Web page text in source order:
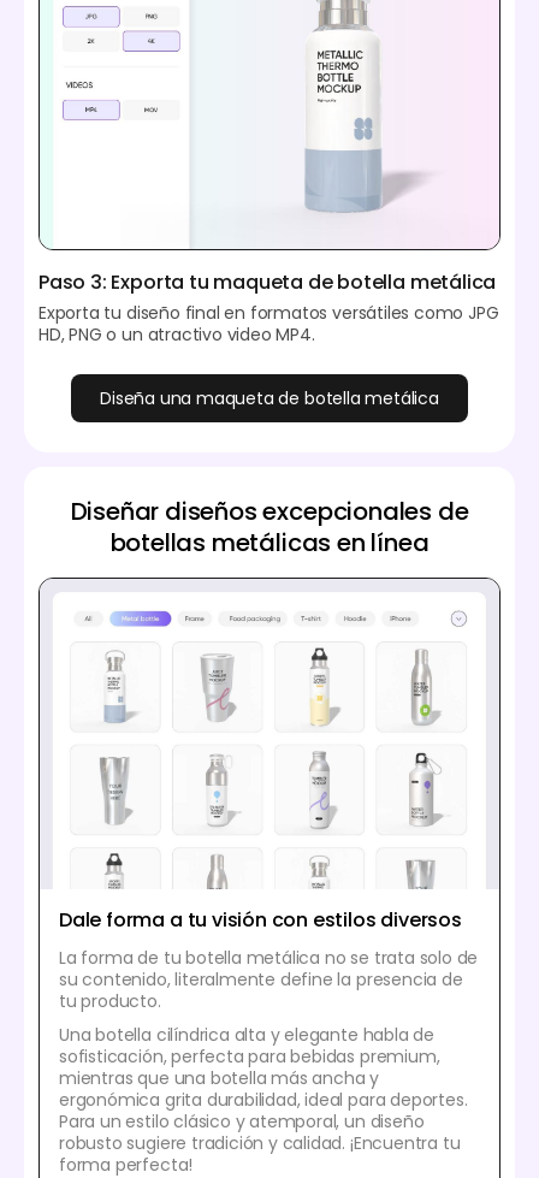
Paso 3: Exporta tu maqueta de botella metálica
Exporta tu diseño final en formatos versátiles como JPG
HD, PNG o un atractivo video MP4.
Diseña una maqueta de botella metálica
Diseñar diseños excepcionales de
botellas metálicas en línea
Dale forma a tu visión con estilos diversos
La forma de tu botella metálica no se trata solo de
su contenido, literalmente define la presencia de
tu producto.
Una botella cilíndrica alta y elegante habla de
sofisticación, perfecta para bebidas premium,
mientras que una botella más ancha y
ergonómica grita durabilidad, ideal para deportes.
Para un estilo clásico y atemporal, un diseño
robusto sugiere tradición y calidad. ¡Encuentra tu
forma perfecta!